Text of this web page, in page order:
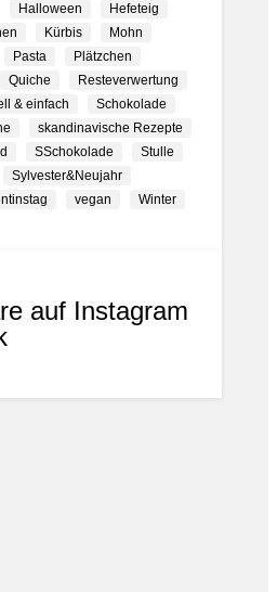
Halloween
Hefeteig
Kürbis
Mohn
Pasta
Plätzchen
Quiche
Resteverwertung
& einfach
Schokolade
skandinavische Rezepte
SSchokolade
Stulle
Sylvester&Neujahr
vegan Winter
auf Instagram